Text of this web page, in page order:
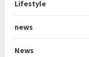
Lifestyle
news
News